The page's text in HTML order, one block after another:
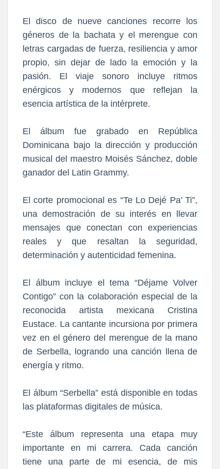
El disco de nueve canciones recorre los
géneros de la bachata y el merengue con
letras cargadas de fuerza, resiliencia y amor
propio, sin dejar de lado la emoción y la
pasión. El viaje sonoro incluye ritmos
enérgicos y modernos que reflejan la
esencia artística de la intérprete.
El álbum fue grabado en República
Dominicana bajo la dirección y producción
musical del maestro Moisés Sánchez, doble
ganador del Latin Grammy.
El corte promocional es “Te Lo Dejé Pa’ Ti”,
una demostración de su interés en llevar
mensajes que conectan con experiencias
reales y que resaltan la seguridad,
determinación y autenticidad femenina.
El álbum incluye el tema “Déjame Volver
Contigo” con la colaboración especial de la
reconocida artista mexicana Cristina
Eustace. La cantante incursiona por primera
vez en el género del merengue de la mano
de Serbella, logrando una canción llena de
energía y ritmo.
El álbum “Serbella” está disponible en todas
las plataformas digitales de música.
“Este álbum representa una etapa muy
importante en mi carrera. Cada canción
tiene una parte de mi esencia, de mis